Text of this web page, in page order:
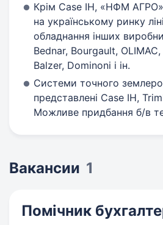
Крім Case IH, «НФМ
на українському ринку
обладнання інших
Bednar, Bourgault,
Balzer, Dominoni і ін.
Системи точного
представлені Case IH,
Можливе придбання б/в
Вакансии 1
Помічник